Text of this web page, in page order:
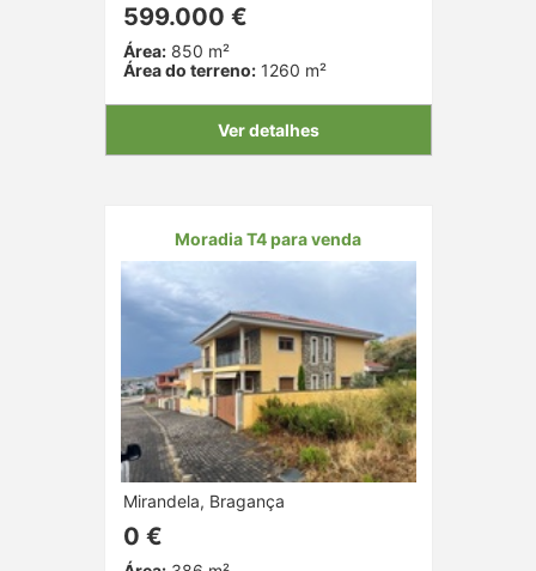
599.000 €
Área:850 m²
Área do terreno:1260 m²
Ver detalhes
Moradia T4 para venda
Mirandela, Bragança
0 €